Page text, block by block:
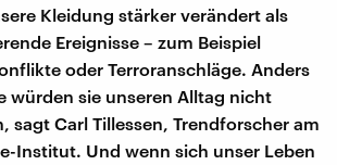
Kleidung stärker verändert als
Ereignisse – zum Beispiel
oder Terroranschläge. Anders
würden sie unseren Alltag nicht
sagt Carl Tillessen, Trendforscher am
Institut. Und wenn sich unser Leben